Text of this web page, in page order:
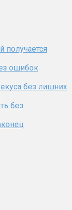
получается
ошибок
без лишних
без